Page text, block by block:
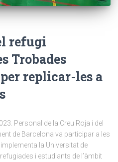
refugi
Trobades
replicar-les a
Personal de la Creu Roja i del
de Barcelona va participar a les
la Universitat de
i estudiants de l’àmbit